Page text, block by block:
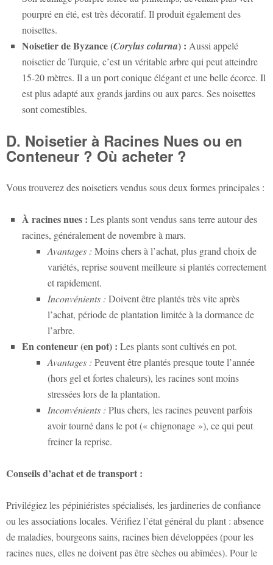
pourpré en été, est très décoratif. Il produit également des
noisettes.
Noisetier de Byzance (Corylus colurna) : Aussi appelé
noisetier de Turquie, c’est un véritable arbre qui peut atteindre
15-20 mètres. Il a un port conique élégant et une belle écorce. Il
est plus adapté aux grands jardins ou aux parcs. Ses noisettes
sont comestibles.
D. Noisetier à Racines Nues ou en
Conteneur ? Où acheter ?
Vous trouverez des noisetiers vendus sous deux formes principales :
À racines nues : Les plants sont vendus sans terre autour des
racines, généralement de novembre à mars.
Avantages : Moins chers à l’achat, plus grand choix de
variétés, reprise souvent meilleure si plantés correctement
et rapidement.
Inconvénients : Doivent être plantés très vite après
l’achat, période de plantation limitée à la dormance de
l’arbre.
En conteneur (en pot) : Les plants sont cultivés en pot.
Avantages : Peuvent être plantés presque toute l’année
(hors gel et fortes chaleurs), les racines sont moins
stressées lors de la plantation.
Inconvénients : Plus chers, les racines peuvent parfois
avoir tourné dans le pot (« chignonage »), ce qui peut
freiner la reprise.
Conseils d’achat et de transport :
Privilégiez les pépiniéristes spécialisés, les jardineries de confiance
ou les associations locales. Vérifiez l’état général du plant : absence
de maladies, bourgeons sains, racines bien développées (pour les
racines nues, elles ne doivent pas être sèches ou abîmées). Pour le